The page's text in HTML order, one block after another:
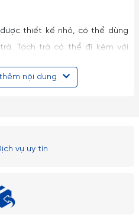
thiết kế nhỏ, có thể dùng
Tách trà có thể đi kèm với
trên ấm trà.
được làm từ inox, gỗ hoặc
nội dung
vụ uy tín